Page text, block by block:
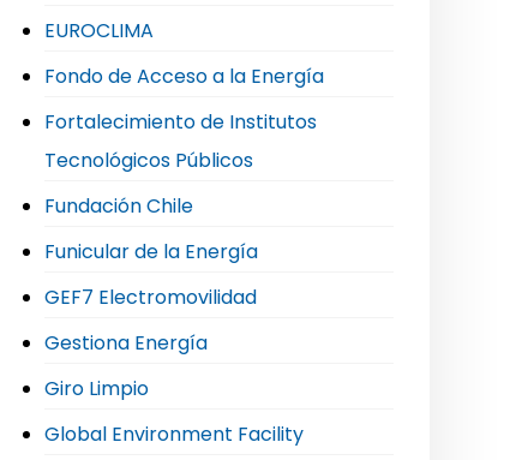
EUROCLIMA
Fondo de Acceso a la Energía
Fortalecimiento de Institutos
Tecnológicos Públicos
Fundación Chile
Funicular de la Energía
GEF7 Electromovilidad
Gestiona Energía
Giro Limpio
Global Environment Facility